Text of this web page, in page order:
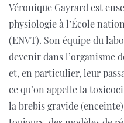
Véronique Gayrard est
physiologie à l’École
(ENVT). Son équipe du
devenir dans l’organisme
et, en particulier, leur
ce qu’on appelle la
la brebis gravide